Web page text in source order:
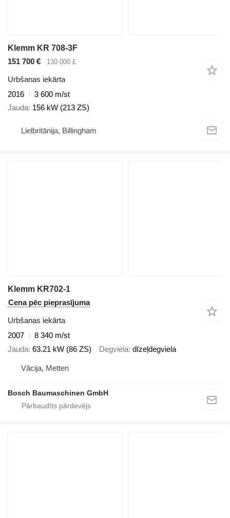
Klemm KR 708-3F
151 700 €
130 000 £
Urbšanas iekārta
2016
3 600 m/st
Jauda 156 kW (213 ZS)
Lielbritānija, Billingham
Klemm KR702-1
Cena pēc pieprasījuma
Urbšanas iekārta
2007
8 340 m/st
Jauda 63.21 kW (86 ZS) Degviela dīzeļdegviela
Vācija, Metten
Bosch Baumaschinen GmbH